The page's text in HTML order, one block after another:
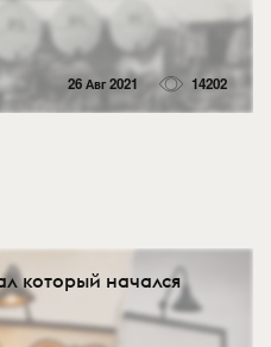
26 Авг 2021 14202
который начался